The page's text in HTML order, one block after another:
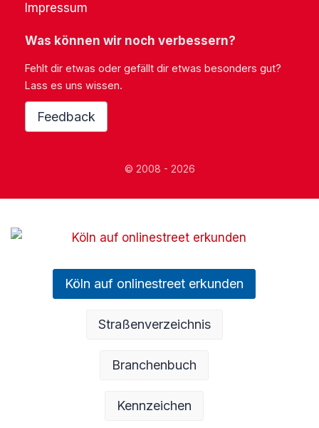
Impressum
Was können wir noch verbessern?
Fehlt dir etwas oder gefällt dir etwas besonders gut?
Lass es uns wissen.
Feedback
© 2008 - 2026
Köln auf onlinestreet erkunden
Straßenverzeichnis
Branchenbuch
Kennzeichen